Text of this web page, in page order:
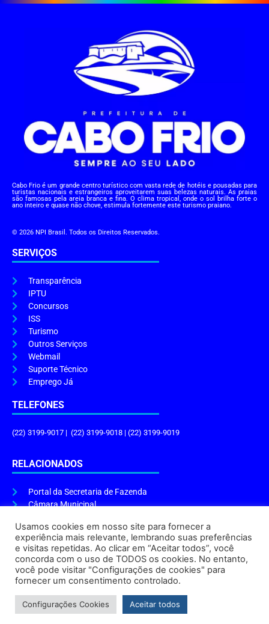
Cabo Frio é um grande centro turístico com vasta rede de hotéis e pousadas para
turistas nacionais e estrangeiros aproveitarem suas belezas naturais. As praias
são famosas pela areia branca e fina. O clima tropical, onde o sol brilha forte o
ano inteiro e quase não chove, estimula fortemente este turismo praiano.
© 2026 NPI Brasil. Todos os Direitos Reservados.
SERVIÇOS
Transparência
IPTU
Concursos
ISS
Turismo
Outros Serviços
Webmail
Suporte Técnico
Emprego Já
TELEFONES
(22) 3199-9017 | (22) 3199-9018 | (22) 3199-9019
RELACIONADOS
Portal da Secretaria de Fazenda
Câmara Municipal
ENDEREÇO E HORÁRIO
Endereço:Praça Tiradentes, s/n – Centro, Cabo Frio – RJ, 28906-290
Atendimento do Protocolo Geral da Prefeitura:9h às 16h
Horário de Funcionamento:8h às 17h
Usamos cookies em nosso site para fornecer a
experiência mais relevante, lembrando suas preferências
e visitas repetidas. Ao clicar em “Aceitar todos”, você
concorda com o uso de TODOS os cookies. No entanto,
você pode visitar "Configurações de cookies" para
fornecer um consentimento controlado.
Configurações Cookies Aceitar todos